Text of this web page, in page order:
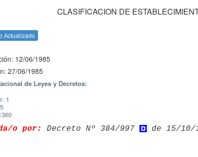
CLASIFICACION DE
Actualizado
12/06/1985
27/06/1985
de Leyes y Decretos:
1
o por: Decreto Nº 384/997 de 15/